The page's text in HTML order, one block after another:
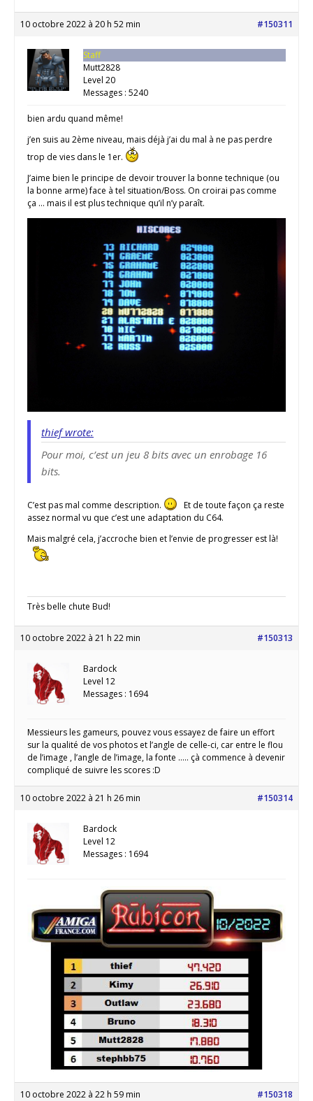
10 octobre 2022 à 20 h 52 min #150311
Staff
Mutt2828
Level 20
Messages : 5240
bien ardu quand même!
j’en suis au 2ème niveau, mais déjà j’ai du mal à ne pas perdre
trop de vies dans le 1er.
J’aime bien le principe de devoir trouver la bonne technique (ou
la bonne arme) face à tel situation/Boss. On croirai pas comme
ça … mais il est plus technique qu’il n’y paraît.
thief wrote:
Pour moi, c’est un jeu 8 bits avec un enrobage 16
bits.
C’est pas mal comme description.
Et de toute façon ça reste
assez normal vu que c’est une adaptation du C64.
Mais malgré cela, j’accroche bien et l’envie de progresser est là!
Très belle chute Bud!
10 octobre 2022 à 21 h 22 min #150313
Bardock
Level 12
Messages : 1694
Messieurs les gameurs, pouvez vous essayez de faire un effort
sur la qualité de vos photos et l’angle de celle-ci, car entre le flou
de l’image , l’angle de l’image, la fonte ….. çà commence à devenir
compliqué de suivre les scores :D
10 octobre 2022 à 21 h 26 min #150314
Bardock
Level 12
Messages : 1694
10 octobre 2022 à 22 h 59 min #150318